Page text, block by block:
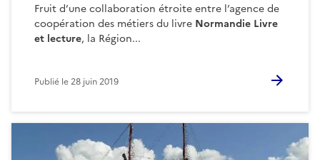
Fruit d’une collaboration étroite entre l’agence de
coopération des métiers du livre Normandie Livre
et lecture, la Région...
Publié le28 juin 2019